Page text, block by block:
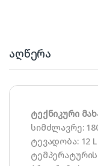
აღწერა
ტექნიკური
სიმძლავრე:
ტევადობა: 12 L
ტემპერატურის